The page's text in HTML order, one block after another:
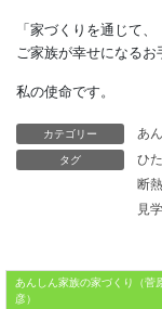
我が家に受験生がい
親子揃ってピリピリ
ここ数年は深夜のバ
減ったこともあり、
「今年は何月から動
そろそろ卒業かな
本日はこれまでです
カテゴリー あ
タグ
ひ
断熱
見
あんしん家族の家づくり（菅
彦）